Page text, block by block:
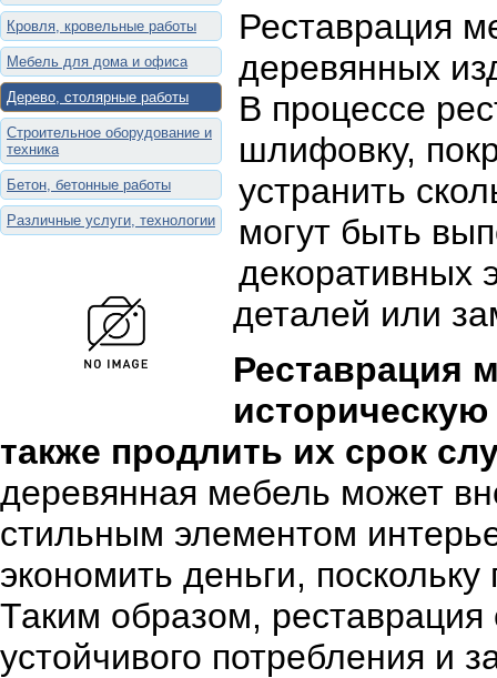
Кровля, кровельные работы
Мебель для дома и офиса
Дерево, столярные работы
Строительное оборудование и
техника
Бетон, бетонные работы
Различные услуги, технологии
Реставрация
деревянных
В процессе
шлифовку,
устранить
могут быть
декоративных
деталей или
Реставрация
также продлить их срок
деревянная мебель может
стильным элементом
экономить деньги,
Таким образом,
устойчивого потребления и